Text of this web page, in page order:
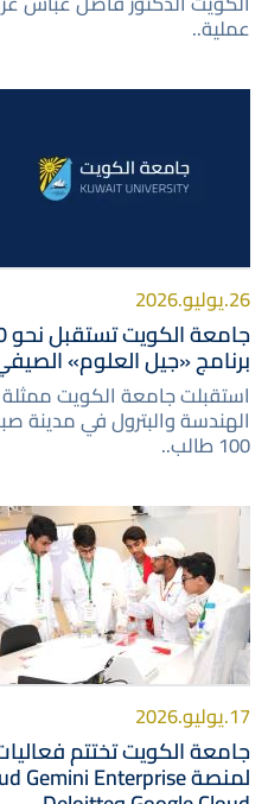
عملية..
26.يوليو.2026
برنامج «جيل العلوم» الصيفي
استقبلت جامعة الكويت ممثلة
الهندسة والبترول في مدينة
100 طالب..
صورة
17.يوليو.2026
جامعة الكويت تختتم